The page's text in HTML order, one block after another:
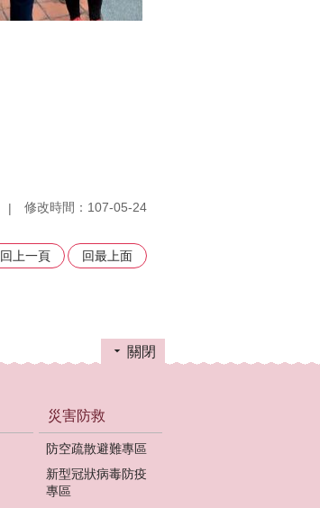
修改時間：107-05-24
回上一頁 回最上面
關閉
災害防救
防空疏散避難專區
新型冠狀病毒防疫
專區